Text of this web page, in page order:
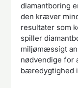
diamantboring
den kræver
resultater som
spiller
miljømæssigt
nødvendige for
bæredygtighed